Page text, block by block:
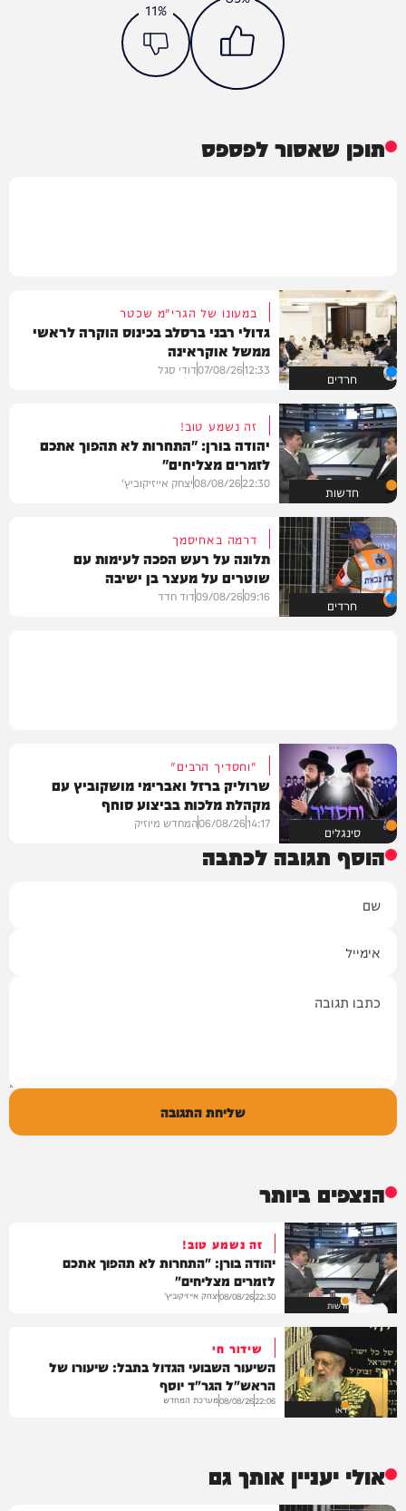
11%
תוכן שאסור לפספס
חרדים
במעונו של הגרי"מ שכטר
גדולי רבני ברסלב בכינוס הוקרה לראשי
ממשל אוקראינה
12:33
07/08/26דודי סגל
חדשות
זה נשמע טוב!
יהודה בורן: "התחרות לא תהפוך אתכם
לזמרים מצליחים"
22:30
08/08/26יצחק אייזיקוביץ'
חרדים
דרמה באחיסמך
תלונה על רעש הפכה לעימות עם
שוטרים על מעצר בן ישיבה
09:16
09/08/26דוד חדד
סינגלים
"וחסדיך הרבים"
שרוליק ברזל ואברימי מושקוביץ עם
מקהלת מלכות בביצוע סוחף
14:17
06/08/26המחדש מיוזיק
הוסף תגובה לכתבה
שליחת התגובה
הנצפים ביותר
חדשות
זה נשמע טוב!
יהודה בורן: "התחרות לא תהפוך אתכם
לזמרים מצליחים"
22:30
08/08/26יצחק אייזיקוביץ'
וידאו
שידור חי
השיעור השבועי הגדול בתבל: שיעורו של
הראש"ל הגר"ד יוסף
22:06
08/08/26מערכת המחדש
אולי יעניין אותך גם